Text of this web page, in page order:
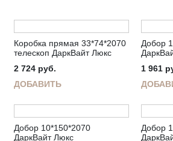
Коробка прямая 33*74*2070
телескоп ДаркВайт Люкс
2 724 руб.
ДОБАВИТЬ
Добор
1 961
Добор 10*150*2070
ДаркВайт Люкс
Добор